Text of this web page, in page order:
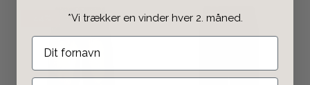
*Vi trækker en vinder hver 2. måned.